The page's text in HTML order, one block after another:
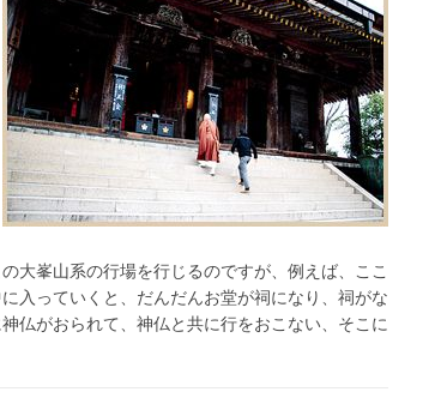
大峯山系の行場を行じるのですが、例えば、ここ
入っていくと、だんだんお堂が祠になり、祠がな
仏がおられて、神仏と共に行をおこない、そこに